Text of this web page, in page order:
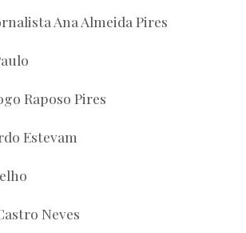
Ana Almeida Pires
Raposo Pires
Estevam
Neves